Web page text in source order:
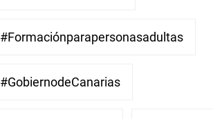
#Formaciónparapersonasadultas
#GobiernodeCanarias